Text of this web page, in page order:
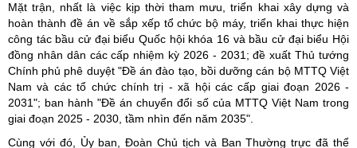
Mặt trận, nhất là việc kịp thời tham mưu, triển khai xây dựng và
hoàn thành đề án về sắp xếp tổ chức bộ máy, triển khai thực hiện
công tác bầu cử đại biểu Quốc hội khóa 16 và bầu cử đại biểu Hội
đồng nhân dân các cấp nhiệm kỳ 2026 - 2031; đề xuất Thủ tướng
Chính phủ phê duyệt "Đề án đào tạo, bồi dưỡng cán bộ MTTQ Việt
Nam và các tổ chức chính trị - xã hội các cấp giai đoạn 2026 -
2031"; ban hành "Đề án chuyển đổi số của MTTQ Việt Nam trong
giai đoạn 2025 - 2030, tầm nhìn đến năm 2035".
Cùng với đó, Ủy ban, Đoàn Chủ tịch và Ban Thường trực đã thể